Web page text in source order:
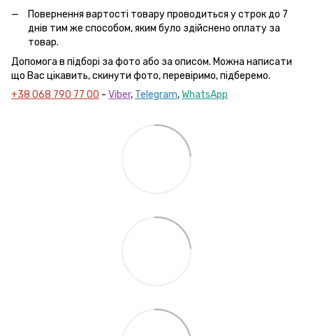
Повернення вартості товару проводиться у строк до 7
днів тим же способом, яким було здійснено оплату за
товар.
Допомога в підборі за фото або за описом. Можна написати
що Вас цікавить, скинути фото, перевіримо, підберемо.
+38 068 790 77 00 - Viber, Telegram,WhatsApp